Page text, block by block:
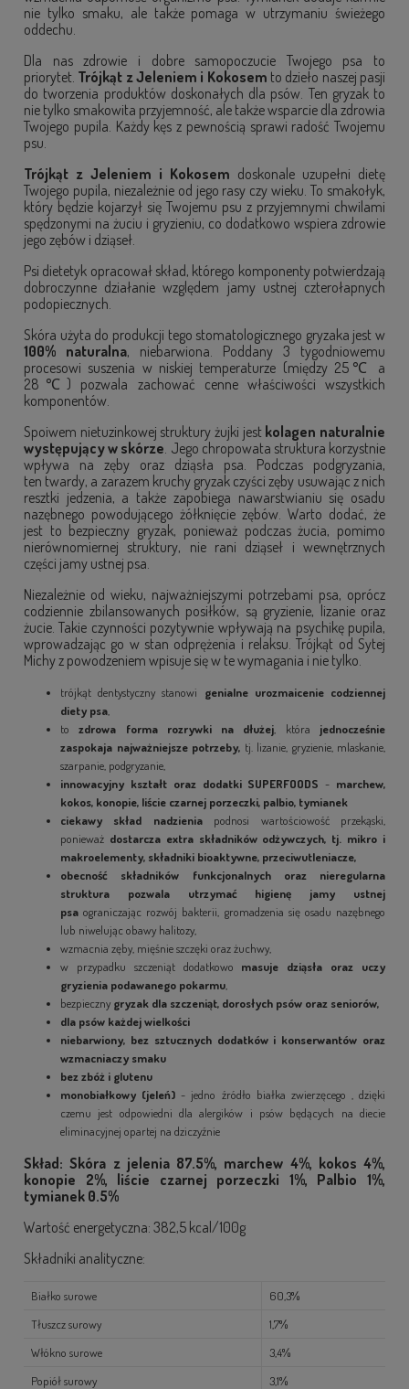
nie tylko smaku, ale także pomaga w utrzymaniu świeżego
oddechu.
Dla nas zdrowie i dobre samopoczucie Twojego psa to
priorytet. Trójkąt z Jeleniem i Kokosem to dzieło naszej pasji
do tworzenia produktów doskonałych dla psów. Ten gryzakto
nie tylko smakowita przyjemność, ale także wsparcie dla zdrowia
Twojego pupila. Każdy kęs z pewnością sprawi radość Twojemu
psu.
Trójkąt z Jeleniem i Kokosem doskonale uzupełni dietę
Twojego pupila, niezależnie od jego rasy czy wieku. To smakołyk,
który będzie kojarzył się Twojemu psu z przyjemnymi chwilami
spędzonymi na żuciu i gryzieniu, co dodatkowo wspiera zdrowie
jego zębów i dziąseł.
Psi dietetyk opracował skład, którego komponenty potwierdzają
dobroczynne działanie względem jamy ustnej czterołapnych
podopiecznych.
Skóra użyta do produkcji tego stomatologicznego gryzaka jest w
100% naturalna, niebarwiona. Poddany 3 tygodniowemu
procesowi suszenia w niskiej temperaturze (między 25℃ a
28℃) pozwala zachować cenne właściwości wszystkich
komponentów.
Spoiwem nietuzinkowej struktury żujki jestkolagen naturalnie
występujący w skórze. Jego chropowata struktura korzystnie
wpływa na zęby oraz dziąsła psa. Podczas podgryzania,
ten twardy, a zarazem kruchy gryzak czyści zęby usuwając z nich
resztki jedzenia, a także zapobiega nawarstwianiu się osadu
nazębnego powodującego żółknięcie zębów. Warto dodać, że
jest to bezpieczny gryzak, ponieważ podczas żucia, pomimo
nierównomiernej struktury, nie rani dziąseł i wewnętrznych
części jamy ustnej psa.
Niezależnie od wieku, najważniejszymi potrzebami psa, oprócz
codziennie zbilansowanych posiłków, są gryzienie, lizanie oraz
żucie. Takie czynności pozytywnie wpływają na psychikę pupila,
wprowadzając go w stan odprężenia i relaksu. Trójkąt od Sytej
Michy z powodzeniem wpisuje się w te wymagania i nie tylko.
trójkąt dentystyczny stanowi genialne urozmaicenie codziennej
diety psa
tozdrowa forma rozrywki na dłużej , która jednocześnie
zaspokaja najważniejsze potrzeby, tj. lizanie, gryzienie, mlaskanie,
szarpanie, podgryzanie,
innowacyjny kształt oraz dodatki SUPERFOODS - marchew,
kokos, konopie, liście czarnej porzeczki, palbio, tymianek
ciekawy skład nadzieniapodnosi wartościowość przekąski,
ponieważ dostarcza extra składników odżywczych, tj. mikro i
makroelementy, składniki bioaktywne, przeciwutleniacze,
obecność składników funkcjonalnych oraz nieregularna
struktura pozwala utrzymać higienę jamy ustnej
psa ograniczając rozwój bakterii, gromadzenia się osadu nazębnego
lub niwelując obawy halitozy,
wzmacnia zęby, mięśnie szczęki oraz żuchwy,
w przypadku szczeniąt dodatkowo masuje dziąsła oraz uczy
gryzienia podawanego pokarmu
bezpieczny gryzak dla szczeniąt, dorosłych psów oraz seniorów,
dla psów każdej wielkości
niebarwiony, bez sztucznych dodatków i konserwantów oraz
wzmacniaczy smaku
bez zbóż i glutenu
monobiałkowy (jeleń) - jedno źródło białka zwierzęcego , dzięki
czemu jest odpowiedni dla alergików i psów będących na diecie
eliminacyjnej opartej na dziczyźnie
Skład: Skóra z jelenia 87.5%, marchew 4%, kokos 4%,
konopie 2%, liście czarnej porzeczki 1%, Palbio 1%,
tymianek 0.5%
Wartość energetyczna: 382,5 kcal/100g
Składniki analityczne:
Białko surowe
60,3%
Tłuszcz surowy
1,7%
Włókno surowe
3,4%
Popiół surowy
3,1%